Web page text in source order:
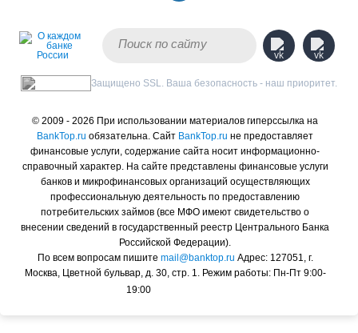
Защищено SSL. Ваша безопасность - наш приоритет.
© 2009 - 2026 При использовании материалов гиперссылка на
BankTop.ru обязательна. Сайт BankTop.ru не предоставляет
финансовые услуги, содержание сайта носит информационно-
справочный характер. На сайте представлены финансовые услуги
банков и микрофинансовых организаций осуществляющих
профессиональную деятельность по предоставлению
потребительских займов (все МФО имеют свидетельство о
внесении сведений в государственный реестр Центрального Банка
Российской Федерации).
По всем вопросам пишите mail@banktop.ru Адрес: 127051, г.
Москва, Цветной бульвар, д. 30, стр. 1. Режим работы: Пн-Пт 9:00-
19:00